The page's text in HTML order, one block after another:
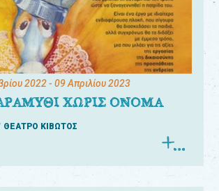
2022- 09 Απριλίου 2023
ΧΩΡΙΣ ΟΝΟΜΑ
ΘΕΑΤΡΟ ΚΙΒΩΤΟΣ